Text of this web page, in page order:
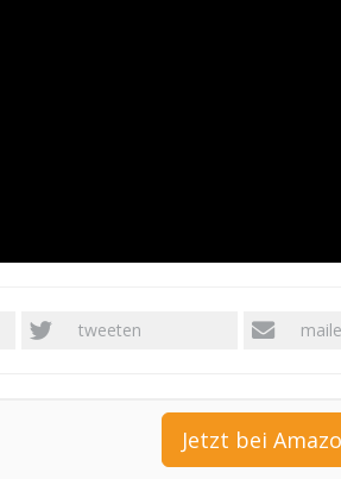
tweeten
Jetzt bei